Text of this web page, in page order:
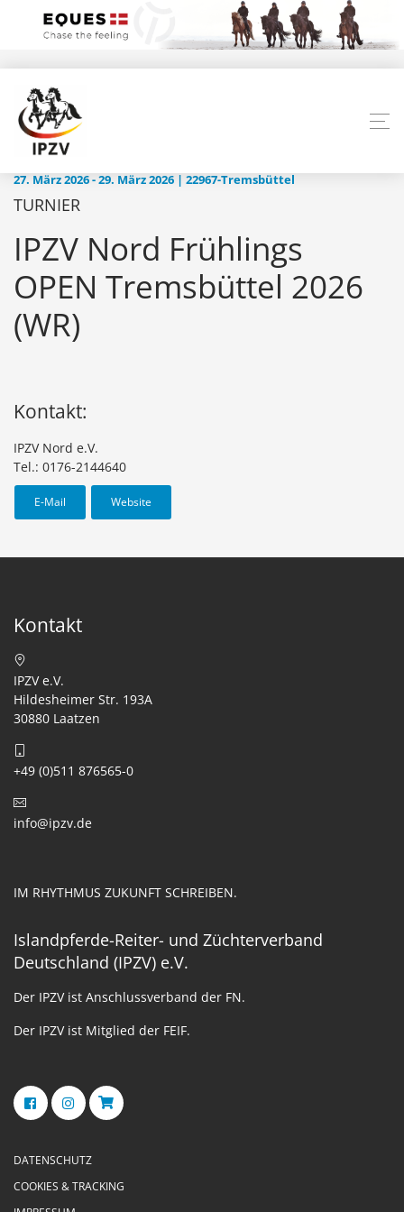
27. März 2026 - 29. März 2026 | 22967-Tremsbüttel
TURNIER
IPZV Nord Frühlings
OPEN Tremsbüttel 2026
(WR)
Kontakt:
IPZV Nord e.V.
Tel.: 0176-2144640
E-Mail Website
Kontakt
IPZV e.V.
Hildesheimer Str. 193A
30880 Laatzen
+49 (0)511 876565-0
info@ipzv.de
IM RHYTHMUS ZUKUNFT SCHREIBEN.
Islandpferde-Reiter- und Züchterverband
Deutschland (IPZV) e.V.
Der IPZV ist Anschlussverband der FN.
Der IPZV ist Mitglied der FEIF.
DATENSCHUTZ
COOKIES & TRACKING